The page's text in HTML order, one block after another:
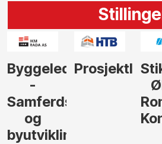
Prosjektleder
Kongsvinger